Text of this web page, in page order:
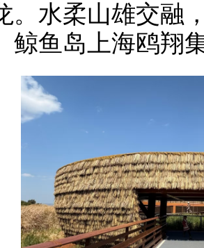
。水柔山雄交融
鲸鱼岛上海鸥翔